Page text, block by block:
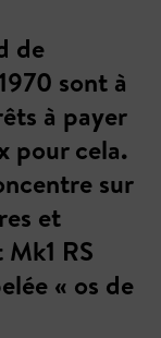
de
sont à
à payer
pour cela.
sur
et
RS
« os de